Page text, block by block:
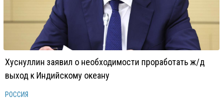
Хуснуллин заявил о необходимости проработать ж/д
выход к Индийскому океану
РОССИЯ